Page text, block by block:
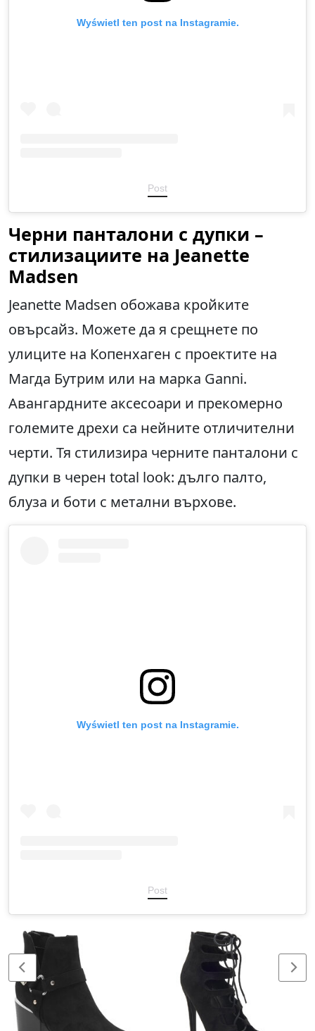
Wyświetl ten post na Instagramie.
Post
Черни панталони с дупки –
стилизациите на Jeanette
Madsen
Jeanette Madsen обожава кройките
овърсайз. Можете да я срещнете по
улиците на Копенхаген с проектите на
Магда Бутрим или на марка Ganni.
Авангардните аксесоари и прекомерно
големите дрехи са нейните отличителни
черти. Тя стилизира черните панталони с
дупки в черен total look: дълго палто,
блуза и боти с метални върхове.
Wyświetl ten post na Instagramie.
Post